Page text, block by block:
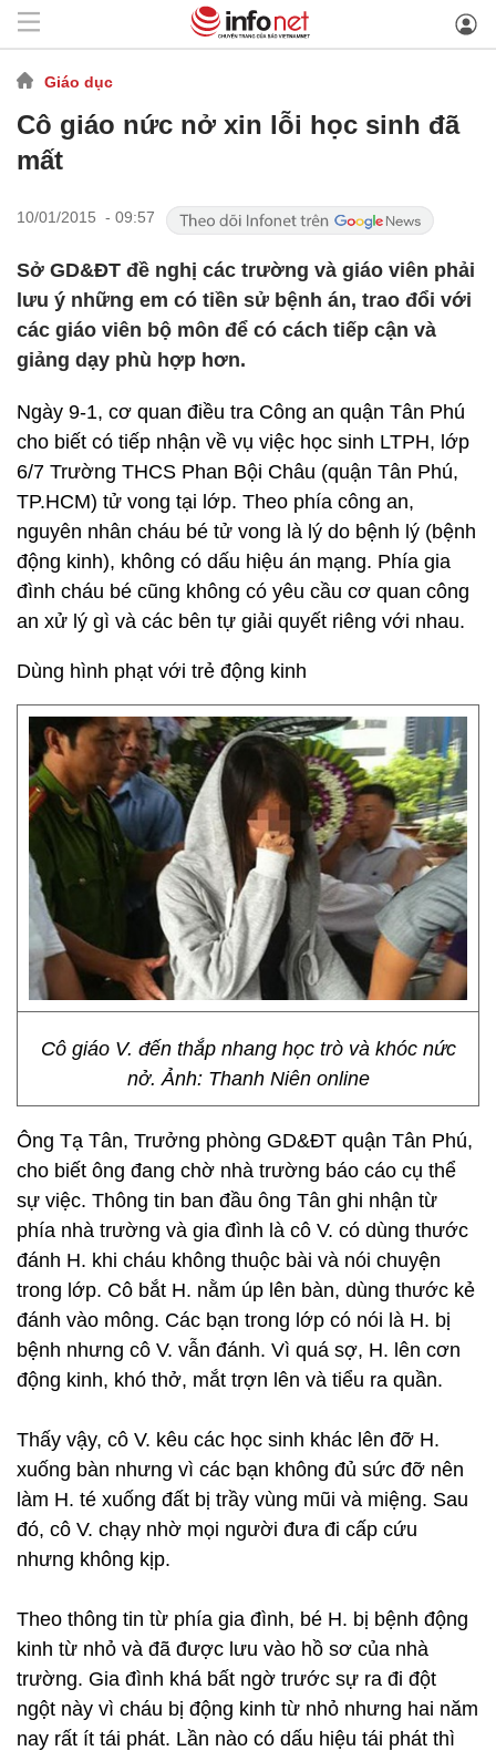
Giáo dục
Cô giáo nức nở xin lỗi học sinh đã
mất
10/01/2015 - 09:57
Sở GD&ĐT đề nghị các trường và giáo viên phải
lưu ý những em có tiền sử bệnh án, trao đổi với
các giáo viên bộ môn để có cách tiếp cận và
giảng dạy phù hợp hơn.
Ngày 9-1, cơ quan điều tra Công an quận Tân Phú
cho biết có tiếp nhận về vụ việc học sinh LTPH, lớp
6/7 Trường THCS Phan Bội Châu (quận Tân Phú,
TP.HCM) tử vong tại lớp. Theo phía công an,
nguyên nhân cháu bé tử vong là lý do bệnh lý (bệnh
động kinh), không có dấu hiệu án mạng. Phía gia
đình cháu bé cũng không có yêu cầu cơ quan công
an xử lý gì và các bên tự giải quyết riêng với nhau.
Dùng hình phạt với trẻ động kinh
Cô giáo V. đến thắp nhang học trò và khóc nức
nở. Ảnh: Thanh Niên online
Ông Tạ Tân, Trưởng phòng GD&ĐT quận Tân Phú,
cho biết ông đang chờ nhà trường báo cáo cụ thể
sự việc. Thông tin ban đầu ông Tân ghi nhận từ
phía nhà trường và gia đình là cô V. có dùng thước
đánh H. khi cháu không thuộc bài và nói chuyện
trong lớp. Cô bắt H. nằm úp lên bàn, dùng thước kẻ
đánh vào mông. Các bạn trong lớp có nói là H. bị
bệnh nhưng cô V. vẫn đánh. Vì quá sợ, H. lên cơn
động kinh, khó thở, mắt trợn lên và tiểu ra quần.
Thấy vậy, cô V. kêu các học sinh khác lên đỡ H.
xuống bàn nhưng vì các bạn không đủ sức đỡ nên
làm H. té xuống đất bị trầy vùng mũi và miệng. Sau
đó, cô V. chạy nhờ mọi người đưa đi cấp cứu
nhưng không kịp.
Theo thông tin từ phía gia đình, bé H. bị bệnh động
kinh từ nhỏ và đã được lưu vào hồ sơ của nhà
trường. Gia đình khá bất ngờ trước sự ra đi đột
ngột này vì cháu bị động kinh từ nhỏ nhưng hai năm
nay rất ít tái phát. Lần nào có dấu hiệu tái phát thì